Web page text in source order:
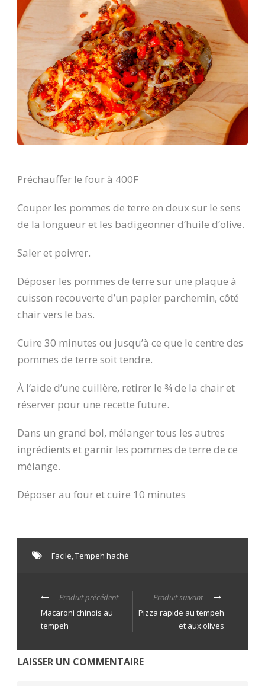
Préchauffer le four à 400F
Couper les pommes de terre en deux sur le sens
de la longueur et les badigeonner d’huile d’olive.
Saler et poivrer.
Déposer les pommes de terre sur une plaque à
cuisson recouverte d’un papier parchemin, côté
chair vers le bas.
Cuire 30 minutes ou jusqu’à ce que le centre des
pommes de terre soit tendre.
À l’aide d’une cuillère, retirer le ¾ de la chair et
réserver pour une recette future.
Dans un grand bol, mélanger tous les autres
ingrédients et garnir les pommes de terre de ce
mélange.
Déposer au four et cuire 10 minutes
Facile,Tempeh haché
Produit précédent
Macaroni chinois au
tempeh
Produit suivant
Pizza rapide au tempeh
et aux olives
LAISSER UN COMMENTAIRE